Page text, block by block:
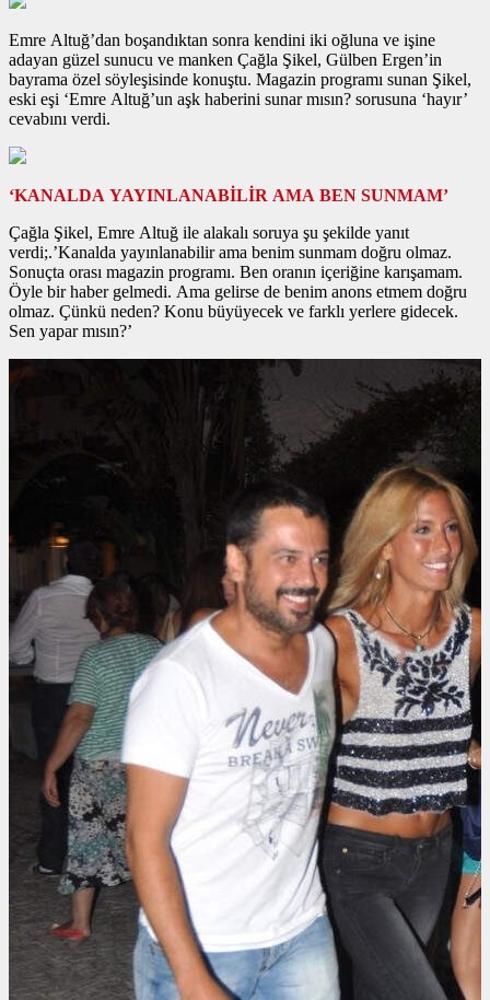
Emre Altuğ’dan boşandıktan sonra kendini iki oğluna ve işine
adayan güzel sunucu ve manken Çağla Şikel, Gülben Ergen’in
bayrama özel söyleşisinde konuştu. Magazin programı sunan Şikel,
eski eşi ‘Emre Altuğ’un aşk haberini sunar mısın? sorusuna ‘hayır’
cevabını verdi.
‘KANALDA YAYINLANABİLİR AMA BEN SUNMAM’
Çağla Şikel, Emre Altuğ ile alakalı soruya şu şekilde yanıt
verdi;.’Kanalda yayınlanabilir ama benim sunmam doğru olmaz.
Sonuçta orası magazin programı. Ben oranın içeriğine karışamam.
Öyle bir haber gelmedi. Ama gelirse de benim anons etmem doğru
olmaz. Çünkü neden? Konu büyüyecek ve farklı yerlere gidecek.
Sen yapar mısın?’